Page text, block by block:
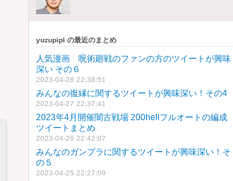
yuzupipl の最近のまとめ
人気漫画 呪術廻戦のファンの方のツイートが興味
深い その６
2023-04-28 22:38:51
みんなの復縁に関するツイートが興味深い！その4
2023-04-27 22:37:41
2023年4月開催闇古戦場 200hellフルオートの編成
ツイートまとめ
2023-04-26 22:42:07
みんなのガンプラに関するツイートが興味深い！そ
の５
2023-04-25 22:27:09